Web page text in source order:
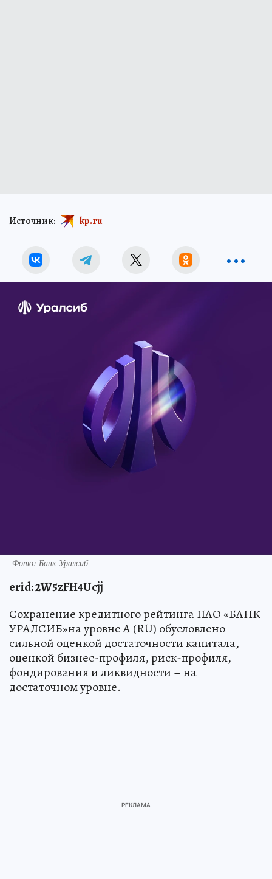
Источник: kp.ru
Фото: Банк Уралсиб
erid: 2W5zFH4Ucjj
Сохранение кредитного рейтинга ПАО «БАНК
УРАЛСИБ»на уровне А (RU) обусловлено
сильной оценкой достаточности капитала,
оценкой бизнес-профиля, риск-профиля,
фондирования и ликвидности – на
достаточном уровне.